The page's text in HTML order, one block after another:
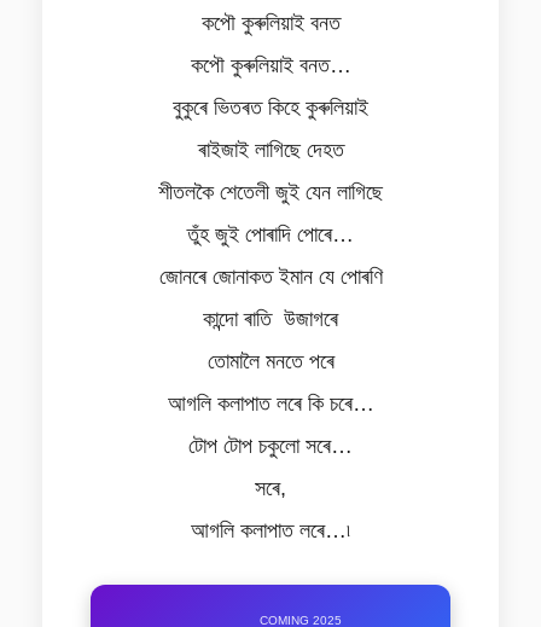
কপৌ কুৰুলিয়াই বনত
কপৌ কুৰুলিয়াই বনত…
বুকুৰে ভিতৰত কিহে কুৰুলিয়াই
ৰাইজাই লাগিছে দেহত
শীতলকৈ শেতেলী জুই যেন লাগিছে
তুঁহ জুই পোৰাদি পোৰে…
জোনৰে জোনাকত ইমান যে পোৰণি
কান্দো ৰাতি উজাগৰে
তোমালৈ মনতে পৰে
আগলি কলাপাত লৰে কি চৰে…
টোপ টোপ চকুলো সৰে…
সৰে,
আগলি কলাপাত লৰে…৷
COMING 2025